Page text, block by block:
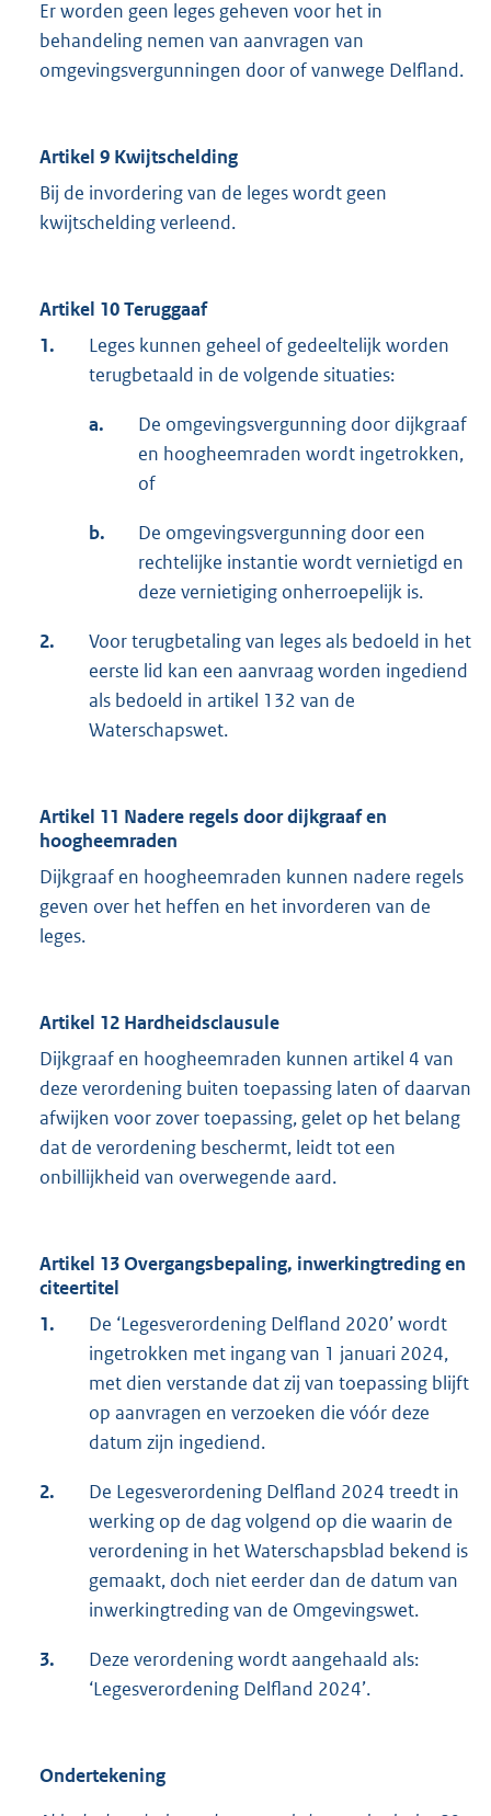
Er worden geen leges geheven voor het in
behandeling nemen van aanvragen van
omgevingsvergunningen door of vanwege Delfland.
Artikel 9 Kwijtschelding
Bij de invordering van de leges wordt geen
kwijtschelding verleend.
Artikel 10 Teruggaaf
1.
Leges kunnen geheel of gedeeltelijk worden
terugbetaald in de volgende situaties:
a.
De omgevingsvergunning door dijkgraaf
en hoogheemraden wordt ingetrokken,
of
b.
De omgevingsvergunning door een
rechtelijke instantie wordt vernietigd en
deze vernietiging onherroepelijk is.
2.
Voor terugbetaling van leges als bedoeld in het
eerste lid kan een aanvraag worden ingediend
als bedoeld in artikel 132 van de
Waterschapswet.
Artikel 11 Nadere regels door dijkgraaf en
hoogheemraden
Dijkgraaf en hoogheemraden kunnen nadere regels
geven over het heffen en het invorderen van de
leges.
Artikel 12 Hardheidsclausule
Dijkgraaf en hoogheemraden kunnen artikel 4 van
deze verordening buiten toepassing laten of daarvan
afwijken voor zover toepassing, gelet op het belang
dat de verordening beschermt, leidt tot een
onbillijkheid van overwegende aard.
Artikel 13 Overgangsbepaling, inwerkingtreding en
citeertitel
1.
De ‘Legesverordening Delfland 2020’ wordt
ingetrokken met ingang van 1 januari 2024,
met dien verstande dat zij van toepassing blijft
op aanvragen en verzoeken die vóór deze
datum zijn ingediend.
2.
De Legesverordening Delfland 2024 treedt in
werking op de dag volgend op die waarin de
verordening in het Waterschapsblad bekend is
gemaakt, doch niet eerder dan de datum van
inwerkingtreding van de Omgevingswet.
3.
Deze verordening wordt aangehaald als:
‘Legesverordening Delfland 2024’.
Ondertekening